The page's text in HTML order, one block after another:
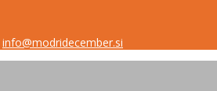
info@modridecember.si